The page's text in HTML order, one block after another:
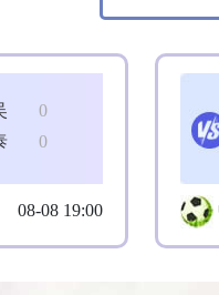
0
0
08-08 19:00